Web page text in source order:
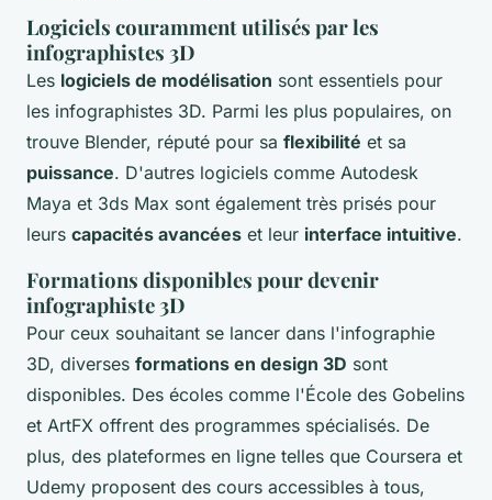
Logiciels couramment utilisés par les
infographistes 3D
Les logiciels de modélisation sont essentiels pour
les infographistes 3D. Parmi les plus populaires, on
trouve Blender, réputé pour sa flexibilité et sa
puissance. D'autres logiciels comme Autodesk
Maya et 3ds Max sont également très prisés pour
leurs capacités avancées et leur interface intuitive.
Formations disponibles pour devenir
infographiste 3D
Pour ceux souhaitant se lancer dans l'infographie
3D, diverses formations en design 3D sont
disponibles. Des écoles comme l'École des Gobelins
et ArtFX offrent des programmes spécialisés. De
plus, des plateformes en ligne telles que Coursera et
Udemy proposent des cours accessibles à tous,